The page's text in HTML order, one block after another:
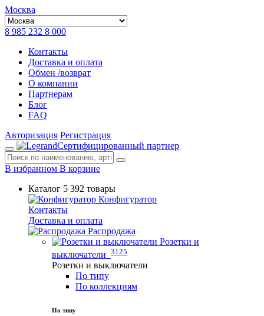
Москва
8 985 232 8 000
Контакты
Доставка и оплата
Обмен /возврат
О компании
Партнерам
Блог
FAQ
Авторизация Регистрация
Сертифицированный партнер
В избранном В корзине
Каталог 5 392 товары
Конфигуратор
Контакты
Доставка и оплата
Распродажа
Розетки и
выключатели 3125
Розетки и выключатели
По типу
По коллекциям
По типу